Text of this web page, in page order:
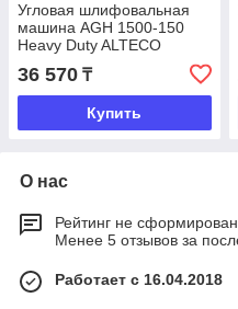
Угловая шлифовальная
машина AGH 1500-150
Heavy Duty ALTECO
36 570 ₸
Купить
О нас
Рейтинг не сформирован
Менее 5 отзывов за
Работает с 16.04.2018